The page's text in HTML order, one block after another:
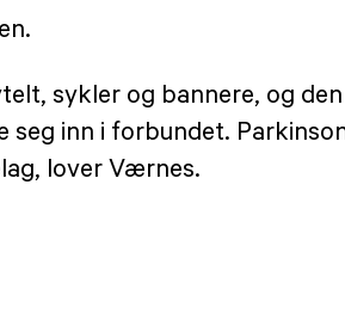
sykler og bannere, og
inn i forbundet.
lover Værnes.